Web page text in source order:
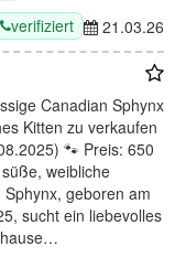
verifiziert 21.03.26
Canadian Sphynx
Kitten zu verkaufen
🐾 Preis: 650
weibliche
Sphynx, geboren am
sucht ein liebevolles